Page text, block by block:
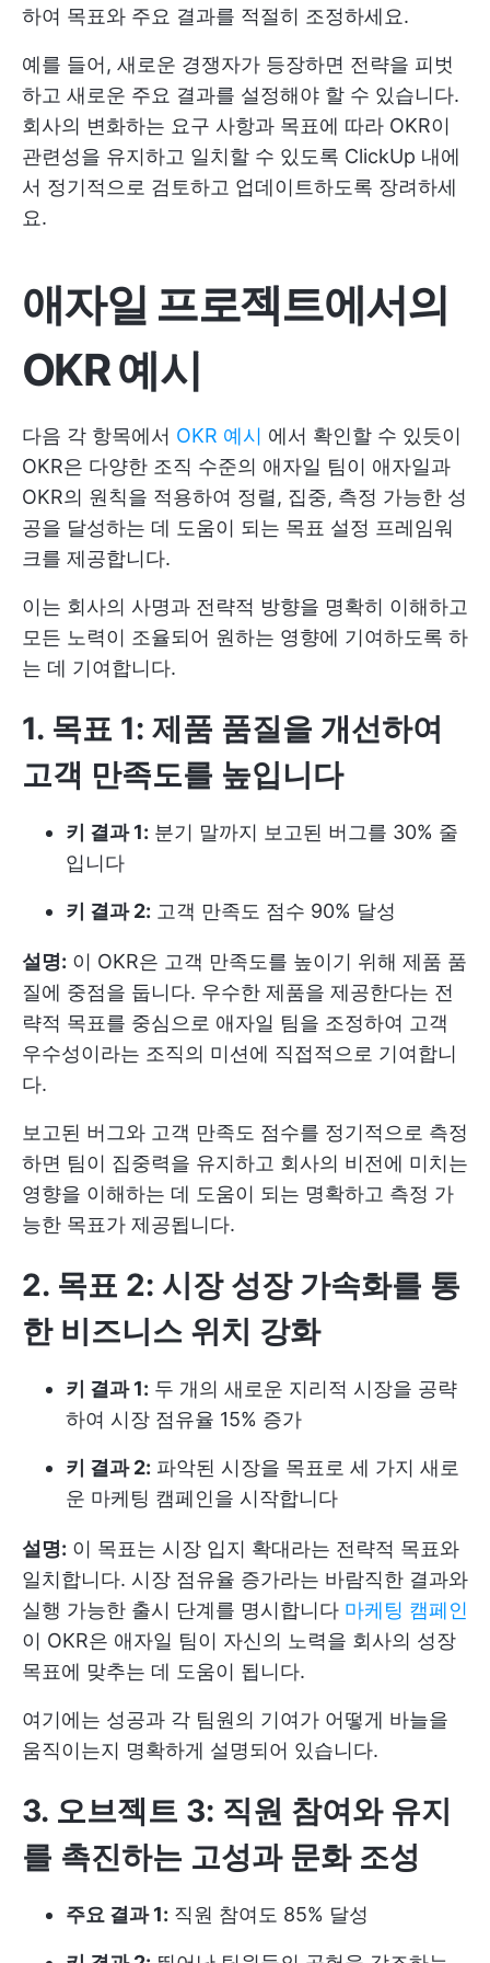
하여 목표와 주요 결과를 적절히 조정하세요.
예를 들어, 새로운 경쟁자가 등장하면 전략을 피벗
하고 새로운 주요 결과를 설정해야 할 수 있습니다.
회사의 변화하는 요구 사항과 목표에 따라 OKR이
관련성을 유지하고 일치할 수 있도록 ClickUp 내에
서 정기적으로 검토하고 업데이트하도록 장려하세
요.
애자일 프로젝트에서의
OKR 예시
다음 각 항목에서 OKR 예시 에서 확인할 수 있듯이
OKR은 다양한 조직 수준의 애자일 팀이 애자일과
OKR의 원칙을 적용하여 정렬, 집중, 측정 가능한 성
공을 달성하는 데 도움이 되는 목표 설정 프레임워
크를 제공합니다.
이는 회사의 사명과 전략적 방향을 명확히 이해하고
모든 노력이 조율되어 원하는 영향에 기여하도록 하
는 데 기여합니다.
1. 목표 1: 제품 품질을 개선하여
고객 만족도를 높입니다
키 결과 1: 분기 말까지 보고된 버그를 30% 줄
입니다
키 결과 2: 고객 만족도 점수 90% 달성
설명: 이 OKR은 고객 만족도를 높이기 위해 제품 품
질에 중점을 둡니다. 우수한 제품을 제공한다는 전
략적 목표를 중심으로 애자일 팀을 조정하여 고객
우수성이라는 조직의 미션에 직접적으로 기여합니
다.
보고된 버그와 고객 만족도 점수를 정기적으로 측정
하면 팀이 집중력을 유지하고 회사의 비전에 미치는
영향을 이해하는 데 도움이 되는 명확하고 측정 가
능한 목표가 제공됩니다.
2. 목표 2: 시장 성장 가속화를 통
한 비즈니스 위치 강화
키 결과 1: 두 개의 새로운 지리적 시장을 공략
하여 시장 점유율 15% 증가
키 결과 2: 파악된 시장을 목표로 세 가지 새로
운 마케팅 캠페인을 시작합니다
설명: 이 목표는 시장 입지 확대라는 전략적 목표와
일치합니다. 시장 점유율 증가라는 바람직한 결과와
실행 가능한 출시 단계를 명시합니다 마케팅 캠페인
이 OKR은 애자일 팀이 자신의 노력을 회사의 성장
목표에 맞추는 데 도움이 됩니다.
여기에는 성공과 각 팀원의 기여가 어떻게 바늘을
움직이는지 명확하게 설명되어 있습니다.
3. 오브젝트 3: 직원 참여와 유지
를 촉진하는 고성과 문화 조성
주요 결과 1: 직원 참여도 85% 달성